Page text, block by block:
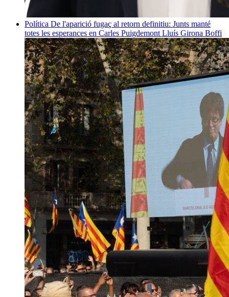
Política De l'aparició fugaç al retorn definitiu: Junts manté
totes les esperances en Carles Puigdemont Lluís Girona Boffi